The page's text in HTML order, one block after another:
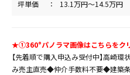
坪単価
13.1万円～14.5万円
★①360°パノラマ画像はこちらをク
【先着順で購入申込み受付中】高崎
み売主直売◆仲介手数料不要◆建築